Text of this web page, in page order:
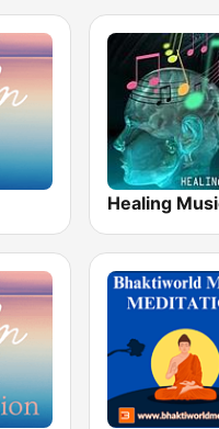
Healing